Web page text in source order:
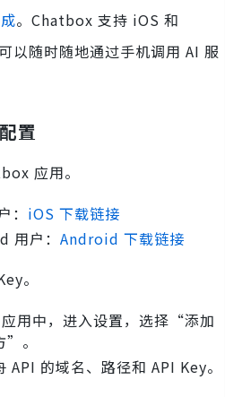
。Chatbox 支持 iOS 和
以随时随地通过手机调用 AI 服
置
应用。
： iOS 下载链接
用户： Android 下载链接
。
用中，进入设置，选择“添加
”。
API 的域名、路径和 API Key。